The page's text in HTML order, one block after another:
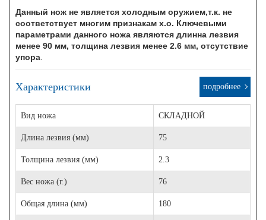
Данный нож не является холодным оружием,т.к. не
соответствует многим признакам х.о. Ключевыми
параметрами данного ножа являются длинна лезвия
менее 90 мм, толщина лезвия менее 2.6 мм, отсутствие
упора
Характеристики подробнее
Вид ножа СКЛАДНОЙ
Длина лезвия (мм) 75
Толщина лезвия (мм) 2.3
Вес ножа (г.) 76
Общая длина (мм) 180